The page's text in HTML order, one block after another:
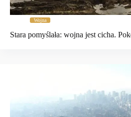
Wojna
Stara pomyślała: wojna jest cicha.